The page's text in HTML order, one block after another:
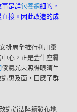
事是詳包養網細的，
接。因此改造的成
排周全推行利用靈
心，正是金牛座霸
傻氣光束照得眼睛生
惠及面，回應了群
造辦法陸續發布地